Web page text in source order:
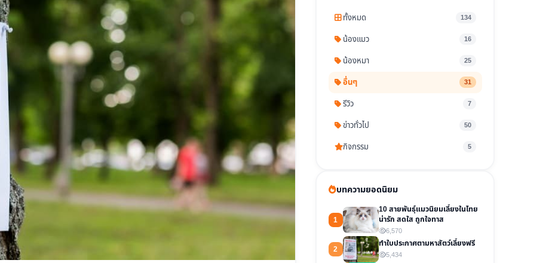
ทั้งหมด 134
น้องแมว 16
น้องหมา 25
อื่นๆ 31
รีวิว 7
ข่าวทั่วไป 50
กิจกรรม 5
บทความยอดนิยม
1
10 สายพันธุ์แมวนิยมเลี้ยงในไทย
น่ารัก สดใส ถูกใจทาส
6,570
2 ทำใบประกาศตามหาสัตว์เลี้ยงฟรี
5,434